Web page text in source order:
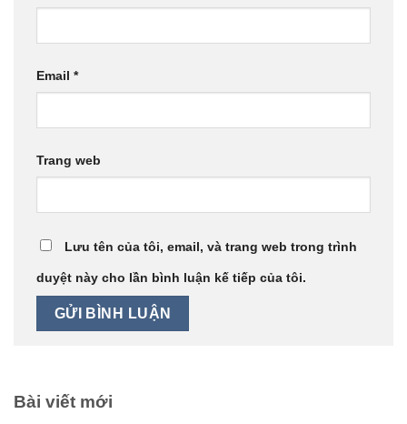
Email *
Trang web
Lưu tên của tôi, email, và trang web trong trình
duyệt này cho lần bình luận kế tiếp của tôi.
Bài viết mới